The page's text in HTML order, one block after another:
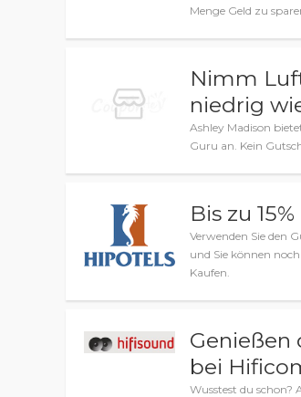
Menge Geld zu
Nimm
niedrig
Ashley Madison
Guru an. Kein
Bis zu
Verwenden Sie den
und Sie können
Kaufen.
Genießen
bei
Wusstest du schon?